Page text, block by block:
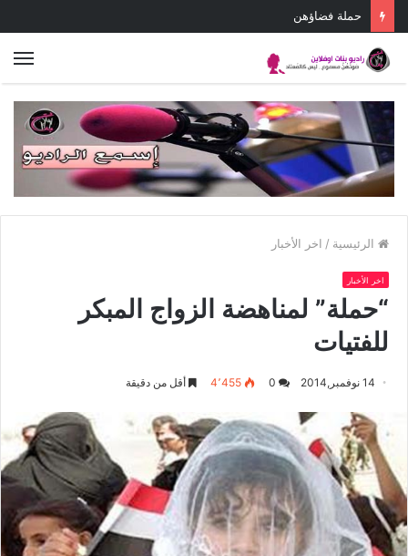
حملة فضاؤهن
الرئيسية / اخر الأخبار
اخر الأخبار
“حملة” لمناهضة الزواج المبكر
للفتيات
14 نوفمبر,2014 0 4٬455 أقل من دقيقة